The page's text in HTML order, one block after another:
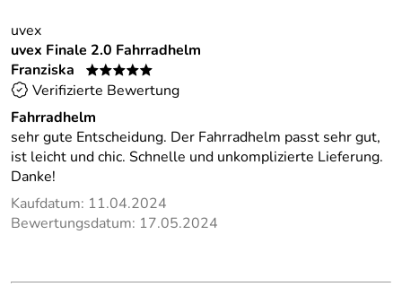
uvex
uvex Finale 2.0 Fahrradhelm
Franziska
*****
Verifizierte Bewertung
Fahrradhelm
sehr gute Entscheidung. Der Fahrradhelm passt sehr gut,
ist leicht und chic. Schnelle und unkomplizierte Lieferung.
Danke!
Kaufdatum: 11.04.2024
Bewertungsdatum: 17.05.2024